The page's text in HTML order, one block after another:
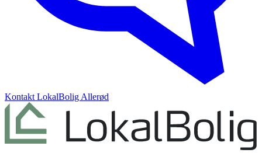
Kontakt LokalBolig Allerød